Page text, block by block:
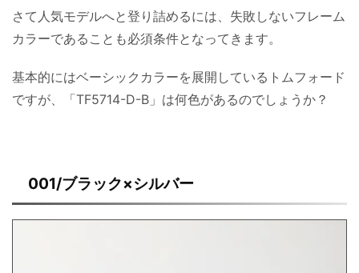
さて人気モデルへと登り詰めるには、失敗しないフレーム
カラーであることも必須条件となってきます。
基本的にはベーシックカラーを展開しているトムフォード
ですが、「TF5714-D-B」は何色があるのでしょうか？
001/ブラック×シルバー